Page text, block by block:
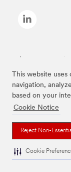
This website
navigation,
based on your
Cookie Notice
Reject Non-
Cookie
Las marcas